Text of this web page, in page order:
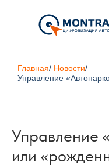
Главная/ Новости/
Управление
Управление
или